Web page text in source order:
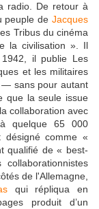
radio. De retour à
peuple de Jacques
Tribus du cinéma
la civilisation ». Il
il publie Les
et les militaires
— sans pour autant
que la seule issue
collaboration avec
quelque 65 000
désigné comme «
qualifié de « best-
de l'Allemagne,
qui répliqua en
produit d’un